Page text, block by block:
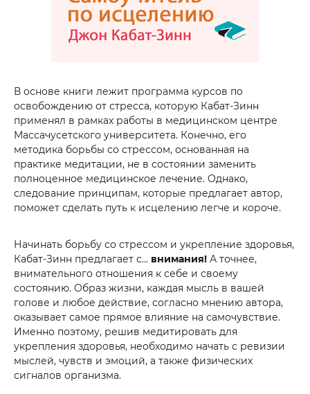
В основе книги лежит программа курсов по
освобождению от стресса, которую Кабат-Зинн
применял в рамках работы в медицинском центре
Массачусетского университета. Конечно, его
методика борьбы со стрессом, основанная на
практике медитации, не в состоянии заменить
полноценное медицинское лечение. Однако,
следование принципам, которые предлагает автор,
поможет сделать путь к исцелению легче и короче.
Начинать борьбу со стрессом и укрепление здоровья,
Кабат-Зинн предлагает с… внимания! А точнее,
внимательного отношения к себе и своему
состоянию. Образ жизни, каждая мысль в вашей
голове и любое действие, согласно мнению автора,
оказывает самое прямое влияние на самочувствие.
Именно поэтому, решив медитировать для
укрепления здоровья, необходимо начать с ревизии
мыслей, чувств и эмоций, а также физических
сигналов организма.